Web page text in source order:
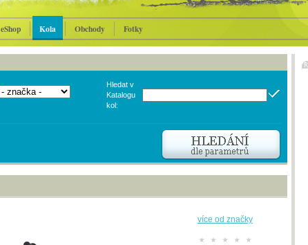
eShop Kola Obchody Fotky
Hledat v
Katalogu
kol:
více od značky